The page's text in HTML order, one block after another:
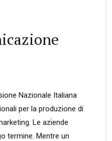
Nazionale Italiana
per la produzione di
Le aziende
termine. Mentre un